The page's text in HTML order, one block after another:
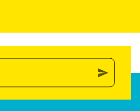
send